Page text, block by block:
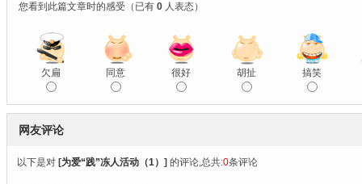
您看到此篇文章时的感受 （已有0 人表态）
欠扁 同意 很好 胡扯 搞笑
网友评论
以下是对 [为爱“践”冻人活动（1）] 的评论,总共:0条评论